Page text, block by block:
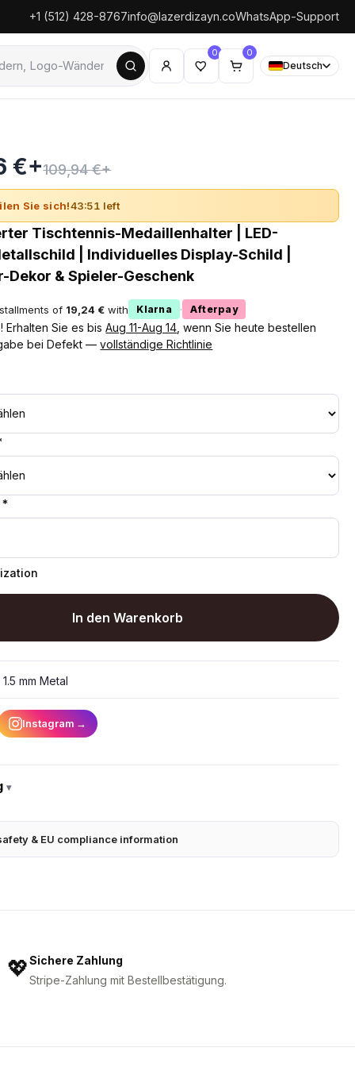
+1 (512) 428-8767info@lazerdizayn.coWhatsApp-Support
0 0
Deutsch
€+109,94 €+
Sie sich!43:50 left
Tischtennis-Medaillenhalter | LED-
| Individuelles Display-Schild |
Dekor & Spieler-Geschenk
of 19,24 € with Klarna · Afterpay
Erhalten Sie es bisAug 11-Aug 14 , wenn Sie heute bestellen
bei Defekt —vollständige Richtlinie
In den Warenkorb
1.5 mm Metal
Instagram →
▾
& EU compliance information
💖Sichere Zahlung
Stripe-Zahlung mit Bestellbestätigung.